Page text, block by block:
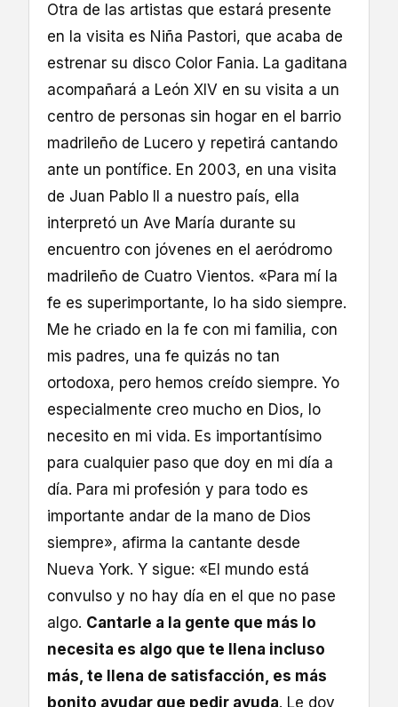
Otra de las artistas que estará presente
en la visita es Niña Pastori, que acaba de
estrenar su disco Color Fania. La gaditana
acompañará a León XIV en su visita a un
centro de personas sin hogar en el barrio
madrileño de Lucero y repetirá cantando
ante un pontífice. En 2003, en una visita
de Juan Pablo II a nuestro país, ella
interpretó un Ave María durante su
encuentro con jóvenes en el aeródromo
madrileño de Cuatro Vientos. «Para mí la
fe es superimportante, lo ha sido siempre.
Me he criado en la fe con mi familia, con
mis padres, una fe quizás no tan
ortodoxa, pero hemos creído siempre. Yo
especialmente creo mucho en Dios, lo
necesito en mi vida. Es importantísimo
para cualquier paso que doy en mi día a
día. Para mi profesión y para todo es
importante andar de la mano de Dios
siempre», afirma la cantante desde
Nueva York. Y sigue: «El mundo está
convulso y no hay día en el que no pase
algo. Cantarle a la gente que más lo
necesita es algo que te llena incluso
más, te llena de satisfacción, es más
bonito ayudar que pedir ayuda. Le doy